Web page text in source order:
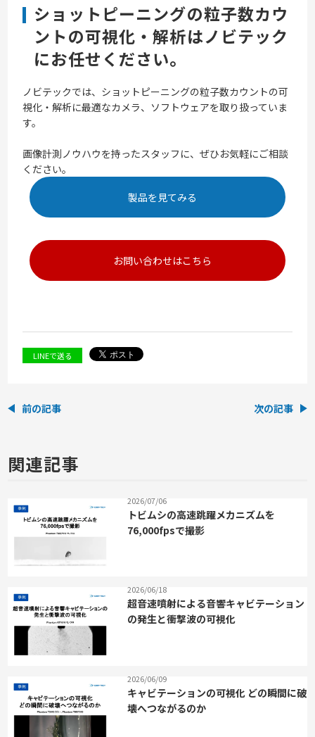
ショットピーニングの粒子数カウ
ントの可視化・解析はノビテック
にお任せください。
ノビテックでは、ショットピーニングの粒子数カウントの可
視化・解析に最適なカメラ、ソフトウェアを取り扱っていま
す。
画像計測ノウハウを持ったスタッフに、ぜひお気軽にご相談
ください。
製品を見てみる
お問い合わせはこちら
LINEで送る
前の記事 次の記事
関連記事
2026/07/06
トビムシの高速跳躍メカニズムを
76,000fpsで撮影
2026/06/18
超音速噴射による音響キャビテーション
の発生と衝撃波の可視化
2026/06/09
キャビテーションの可視化 どの瞬間に破
壊へつながるのか